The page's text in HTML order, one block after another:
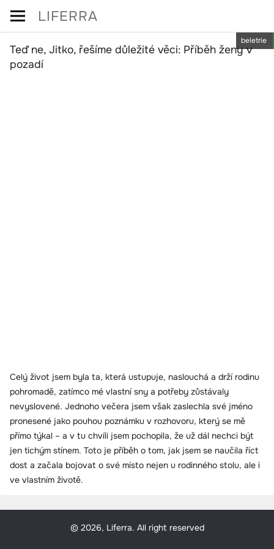
Skip
content
LIFERRA
beletrie
Teď ne, Jitko, řešíme důležité věci: Příběh ženy v
pozadí
Celý život jsem byla ta, která ustupuje, naslouchá a drží rodinu
pohromadě, zatímco mé vlastní sny a potřeby zůstávaly
nevyslovené. Jednoho večera jsem však zaslechla své jméno
pronesené jako pouhou poznámku v rozhovoru, který se mě
přímo týkal – a v tu chvíli jsem pochopila, že už dál nechci být
jen tichým stínem. Toto je příběh o tom, jak jsem se naučila říct
dost a začala bojovat o své místo nejen u rodinného stolu, ale i
ve vlastním životě.
© 2026, Liferra. All right reserved